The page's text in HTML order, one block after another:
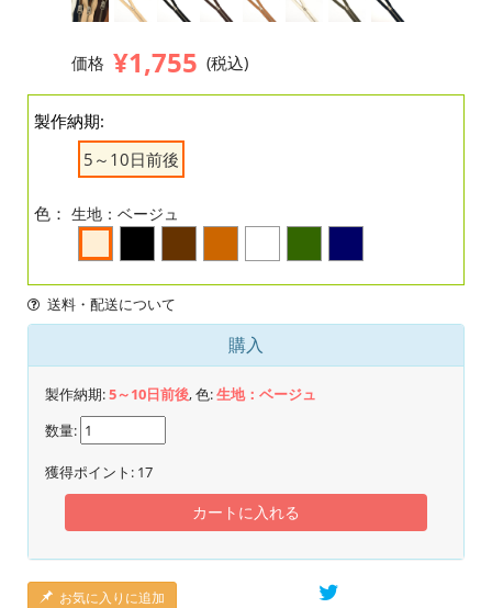
価格 ¥1,755 (税込)
製作納期:
5～10日前後
色： 生地：ベージュ
送料・配送について
購入
製作納期:5～10日前後, 色:生地：ベージュ
数量:
獲得ポイント: 17
カートに入れる
お気に入りに追加